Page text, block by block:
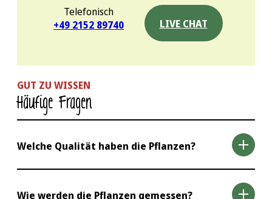
Telefonisch
+49 2152 89740
LIVE CHAT
GUT ZU WISSEN
Häufige Fragen
Welche Qualität haben die Pflanzen?
Als einer der größten Heckenversender erhalten
Wie werden die Pflanzen gemessen?